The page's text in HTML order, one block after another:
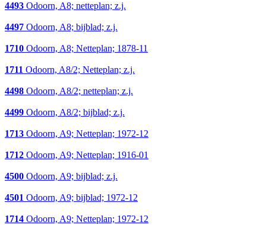
4493 Odoorn, A8; netteplan; z.j.
4497 Odoorn, A8; bijblad; z.j.
1710 Odoorn, A8; Netteplan; 1878-11
1711 Odoorn, A8/2; Netteplan; z.j.
4498 Odoorn, A8/2; netteplan; z.j.
4499 Odoorn, A8/2; bijblad; z.j.
1713 Odoorn, A9; Netteplan; 1972-12
1712 Odoorn, A9; Netteplan; 1916-01
4500 Odoorn, A9; bijblad; z.j.
4501 Odoorn, A9; bijblad; 1972-12
1714 Odoorn, A9; Netteplan; 1972-12